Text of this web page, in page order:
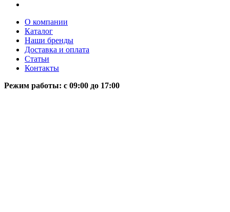
О компании
Каталог
Наши бренды
Доставка и оплата
Статьи
Контакты
Режим работы: c 09:00 до 17:00